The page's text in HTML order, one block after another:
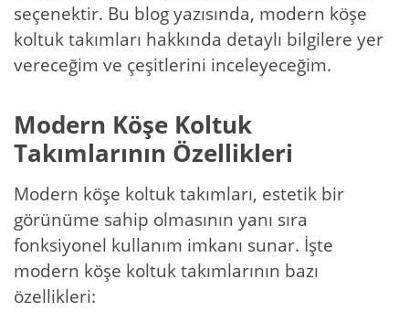
seçenektir. Bu blog yazısında, modern köşe
koltuk takımları hakkında detaylı bilgilere yer
vereceğim ve çeşitlerini inceleyeceğim.
Modern Köşe Koltuk
Takımlarının Özellikleri
Modern köşe koltuk takımları, estetik bir
görünüme sahip olmasının yanı sıra
fonksiyonel kullanım imkanı sunar. İşte
modern köşe koltuk takımlarının bazı
özellikleri: